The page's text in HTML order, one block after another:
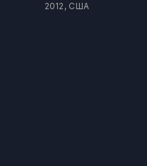
2012, США